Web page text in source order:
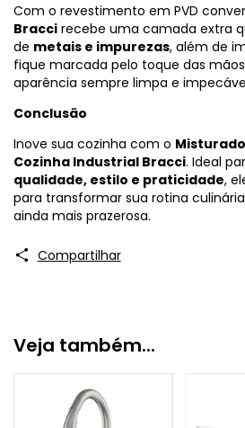
Com o revestimento em PVD
Bracci recebe uma camada extra
de metais e impurezas, além de
fique marcada pelo toque das
aparência sempre limpa e
Conclusão
Inove sua cozinha com o
Cozinha Industrial Bracci. Ideal
qualidade, estilo e praticidade,
para transformar sua rotina
ainda mais prazerosa.
Compartilhar
Veja também...